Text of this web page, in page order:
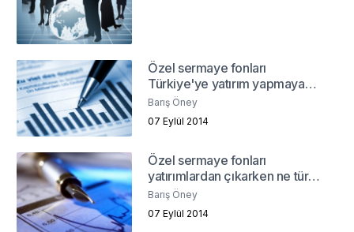
Özel sermaye fonları
Türkiye'ye yatırım yapmaya
devam ediyor! Neden?
Barış Öney
07 Eylül 2014
Özel sermaye fonları
yatırımlardan çıkarken ne tür
sorunlarla karşılaşıyor?
Barış Öney
07 Eylül 2014